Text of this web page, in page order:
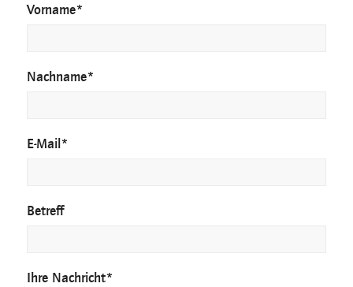
Vorname*
Nachname*
E-Mail*
Betreff
Ihre Nachricht*